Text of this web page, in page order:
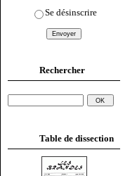
Se désinscrire
Rechercher
Table de dissection